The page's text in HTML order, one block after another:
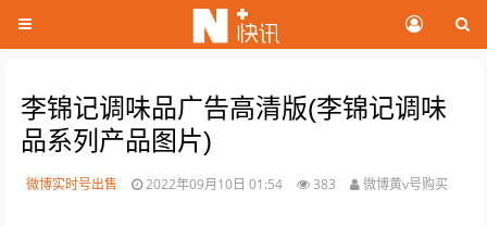
李锦记调味品广告高清版(李锦记调味
品系列产品图片)
微博实时号出售 2022年09月10日 01:54 383 微博黄v号购买